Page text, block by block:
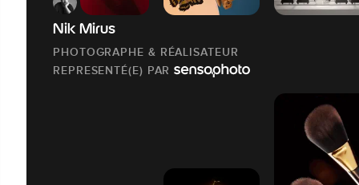
Nik Mirus
PHOTOGRAPHE & RÉALISATEUR
REPRESENTÉ(E) PAR